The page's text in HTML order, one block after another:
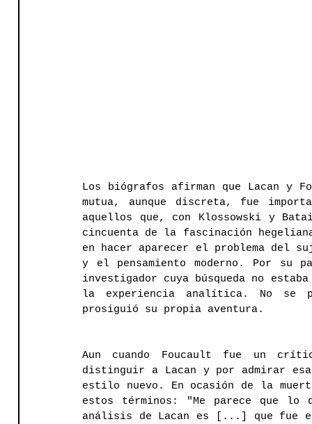
Los biógrafos afirman que Lacan y
mutua, aunque discreta, fue
aquellos que, con Klossowski y
cincuenta de la fascinación
en hacer aparecer el problema del
y el pensamiento moderno. Por su
investigador cuya búsqueda no
la experiencia analítica. No se
prosiguió su propia aventura.
Aun cuando Foucault fue un
distinguir a Lacan y por admirar
estilo nuevo. En ocasión de la
estos términos: "Me parece que
análisis de Lacan es [...] que fue